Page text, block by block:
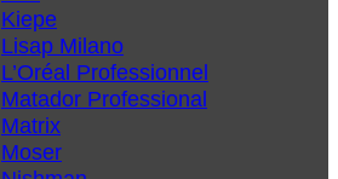
Kiepe
Lisap Milano
L’Oréal Professionnel
Matador Professional
Matrix
Moser